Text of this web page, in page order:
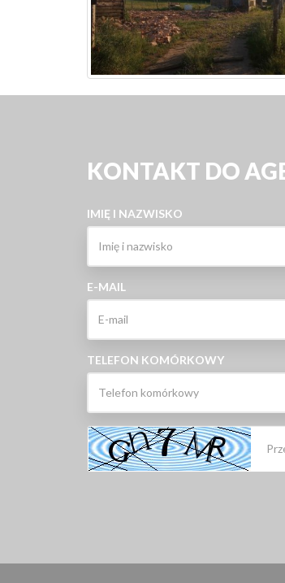
KONTAKT DO
IMIĘ I NAZWISKO
E-MAIL
TELEFON KOMÓRKOWY